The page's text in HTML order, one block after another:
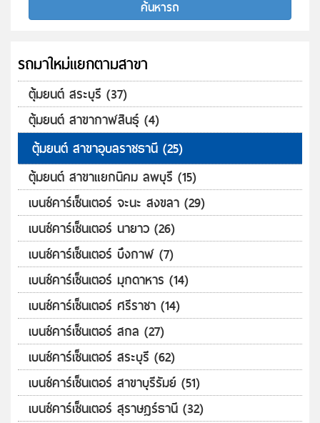
รถมาใหม่แยกตามสาขา
ตุ้มยนต์ สระบุรี (37)
ตุ้มยนต์ สาขากาฬสินธุ์ (4)
ตุ้มยนต์ สาขาอุบลราชธานี (25)
ตุ้มยนต์ สาขาแยกนิคม ลพบุรี (15)
เบนซ์คาร์เซ็นเตอร์ จะนะ สงขลา (29)
เบนซ์คาร์เซ็นเตอร์ นายาว (26)
เบนซ์คาร์เซ็นเตอร์ บึงกาฬ (7)
เบนซ์คาร์เซ็นเตอร์ มุกดาหาร (14)
เบนซ์คาร์เซ็นเตอร์ ศรีราชา (14)
เบนซ์คาร์เซ็นเตอร์ สกล (27)
เบนซ์คาร์เซ็นเตอร์ สระบุรี (62)
เบนซ์คาร์เซ็นเตอร์ สาขาบุรีรัมย์ (51)
เบนซ์คาร์เซ็นเตอร์ สุราษฎร์ธานี (32)